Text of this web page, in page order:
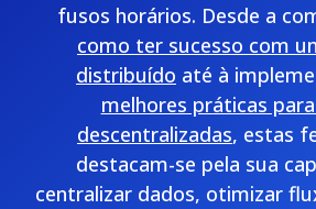
fusos horários. Desde a
como ter sucesso com
distribuído até à
melhores práticas
descentralizadas, estas
destacam-se pela sua
centralizar dados, otimizar